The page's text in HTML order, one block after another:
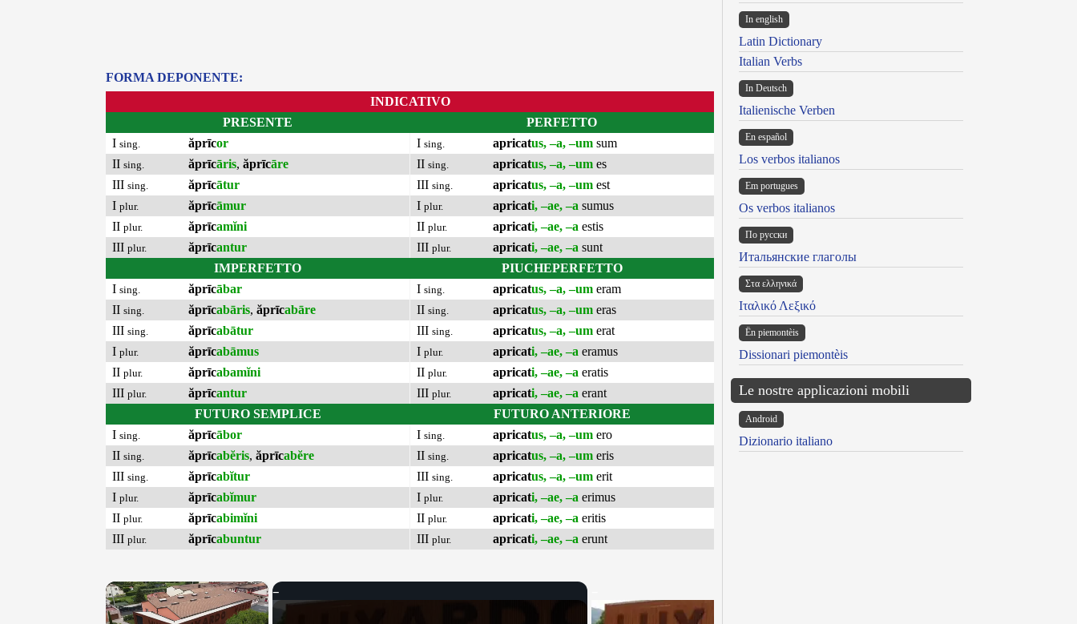
FORMA DEPONENTE:
INDICATIVO
PRESENTE
I sing. ăprīcor
II sing. ăprīcāris, ăprīcāre
III sing. ăprīcātur
I plur. ăprīcāmur
II plur. ăprīcamĭni
III plur. ăprīcantur
IMPERFETTO
I sing. ăprīcābar
II sing. ăprīcabāris, ăprīcabāre
III sing. ăprīcabātur
I plur. ăprīcabāmus
II plur. ăprīcabamĭni
III plur. ăprīcantur
FUTURO SEMPLICE
I sing. ăprīcābor
II sing. ăprīcabĕris, ăprīcabĕre
III sing. ăprīcabĭtur
I plur. ăprīcabĭmur
II plur. ăprīcabimĭni
III plur. ăprīcabuntur
PERFETTO
I sing. apricatus, –a, –um sum
II sing. apricatus, –a, –um es
III sing. apricatus, –a, –um est
I plur. apricati, –ae, –a sumus
II plur. apricati, –ae, –a estis
III plur. apricati, –ae, –a sunt
PIUCHEPERFETTO
I sing. apricatus, –a, –um eram
II sing. apricatus, –a, –um eras
III sing. apricatus, –a, –um erat
I plur. apricati, –ae, –a eramus
II plur. apricati, –ae, –a eratis
III plur. apricati, –ae, –a erant
FUTURO ANTERIORE
I sing. apricatus, –a, –um ero
II sing. apricatus, –a, –um eris
III sing. apricatus, –a, –um erit
I plur. apricati, –ae, –a erimus
II plur. apricati, –ae, –a eritis
III plur. apricati, –ae, –a erunt
×
In english
Latin Dictionary
Italian Verbs
In Deutsch
Italienische Verben
En español
Los verbos italianos
Em portugues
Os verbos italianos
По русски
Итальянские глаголы
Στα ελληνικά
Ιταλικό Λεξικό
Ën piemontèis
Dissionari piemontèis
Le nostre applicazioni mobili
Android
Dizionario italiano